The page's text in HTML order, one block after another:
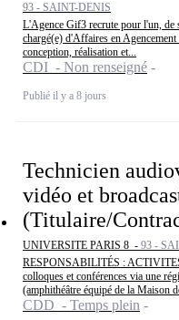
93 - SAINT-DENIS
L'Agence Gif3 recrute pour l'un, de
chargé(e) d'Affaires en
conception, réalisation et...
CDI - Non renseigné
Publié il y a 8 jours
Technicien
vidéo et
(Titulaire/
UNIVERSITE PARIS 8 - 93 -
RESPONSABILITÉS :
colloques et conférences via une
(amphithéâtre équipé de la Maison
CDD - Temps plein